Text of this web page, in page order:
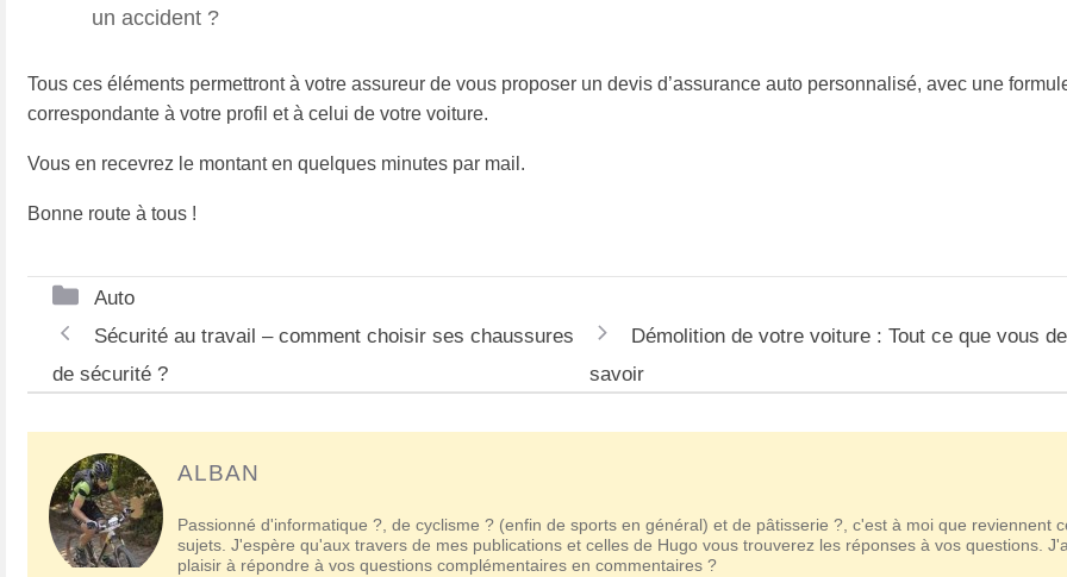
un accident ?
Tous ces éléments permettront à votre assureur de vous proposer un devis d’assurance auto personnalisé, avec une
correspondante à votre profil et à celui de votre voiture.
Vous en recevrez le montant en quelques minutes par mail.
Bonne route à tous !
Catégories
Auto
Navigation
des
Sécurité au travail – comment choisir ses chaussures
de sécurité ?
Démolition de votre voiture : Tout ce que vous
savoir
ALBAN
Passionné d'informatique ?, de cyclisme ? (enfin de sports en général) et de pâtisserie ?, c'est à moi que reviennent
sujets. J'espère qu'aux travers de mes publications et celles de Hugo vous trouverez les réponses à vos questions.
plaisir à répondre à vos questions complémentaires en commentaires ?